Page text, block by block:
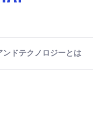
ンドテクノロジーとは